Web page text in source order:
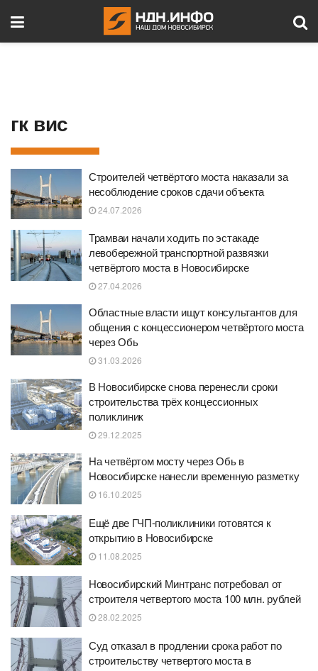
гк вис
Строителей четвёртого моста наказали за
несоблюдение сроков сдачи объекта
24.07.2026
Трамваи начали ходить по эстакаде
левобережной транспортной развязки
четвёртого моста в Новосибирске
27.04.2026
Областные власти ищут консультантов для
общения с концессионером четвёртого моста
через Обь
31.03.2026
В Новосибирске снова перенесли сроки
строительства трёх концессионных
поликлиник
29.12.2025
На четвёртом мосту через Обь в
Новосибирске нанесли временную разметку
16.10.2025
Ещё две ГЧП-поликлиники готовятся к
открытию в Новосибирске
11.08.2025
Новосибирский Минтранс потребовал от
строителя четвертого моста 100 млн. рублей
28.02.2025
Суд отказал в продлении срока работ по
строительству четвертого моста в